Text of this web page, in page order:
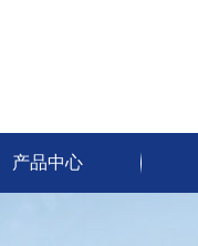
产品中心